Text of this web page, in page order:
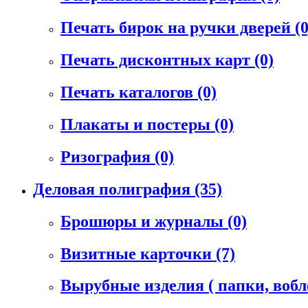
Печать бирок на ручки дверей
Печать дисконтных карт (0)
Печать каталогов (0)
Плакаты и постеры (0)
Ризография (0)
Деловая полиграфия (35)
Брошюры и журналы (0)
Визитные карточки (7)
Вырубные изделия ( папки,